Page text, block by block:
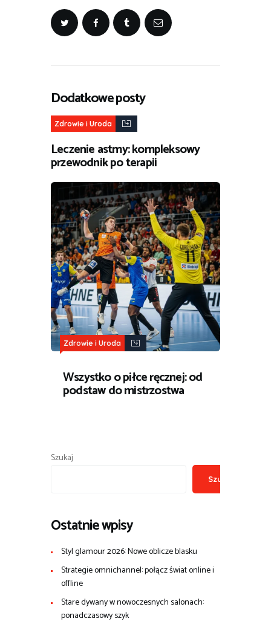
Dodatkowe posty
Zdrowie i Uroda
Leczenie astmy: kompleksowy
przewodnik po terapii
Zdrowie i Uroda
Wszystko o piłce ręcznej: od
podstaw do mistrzostwa
Szukaj
Szukaj
Ostatnie wpisy
Styl glamour 2026: Nowe oblicze blasku
Strategie omnichannel: połącz świat online i
offline
Stare dywany w nowoczesnych salonach:
ponadczasowy szyk